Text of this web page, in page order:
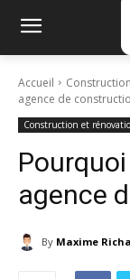
Accueil
agence de
Construction et
agence
By Maxime